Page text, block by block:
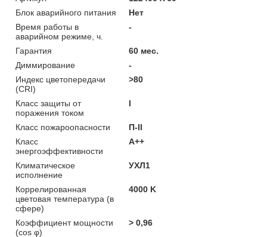
Блок аварийного питания
Нет
Время работы в
аварийном режиме, ч.
-
Гарантия
60 мес.
Диммирование
-
Индекс цветопередачи
(CRI)
>80
Класс защиты от
поражения током
I
Класс пожароопасности
П-ІІ
Класс
энергоэффективности
A++
Климатическое
исполнение
УХЛ1
Коррелированная
цветовая температура (в
сфере)
4000 K
Коэффициент мощности
(cos φ)
> 0,96